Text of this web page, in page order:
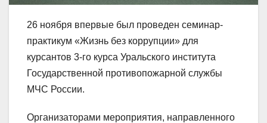
26 ноября впервые был проведен семинар-
практикум «Жизнь без коррупции» для
курсантов 3-го курса Уральского института
Государственной противопожарной службы
МЧС России.
Организаторами мероприятия, направленного